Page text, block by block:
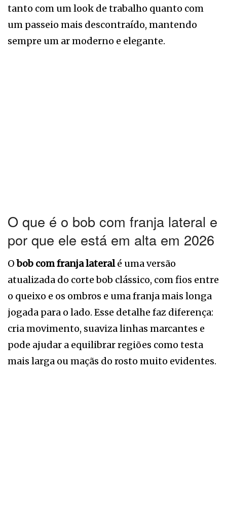
tanto com um look de trabalho quanto com
um passeio mais descontraído, mantendo
sempre um ar moderno e elegante.
O que é o bob com franja lateral e
por que ele está em alta em 2026
Obob com franja lateralé uma versão
atualizada do corte bob clássico, com fios entre
o queixo e os ombros e uma franja mais longa
jogada para o lado. Esse detalhe faz diferença:
cria movimento, suaviza linhas marcantes e
pode ajudar a equilibrar regiões como testa
mais larga ou maçãs do rosto muito evidentes.